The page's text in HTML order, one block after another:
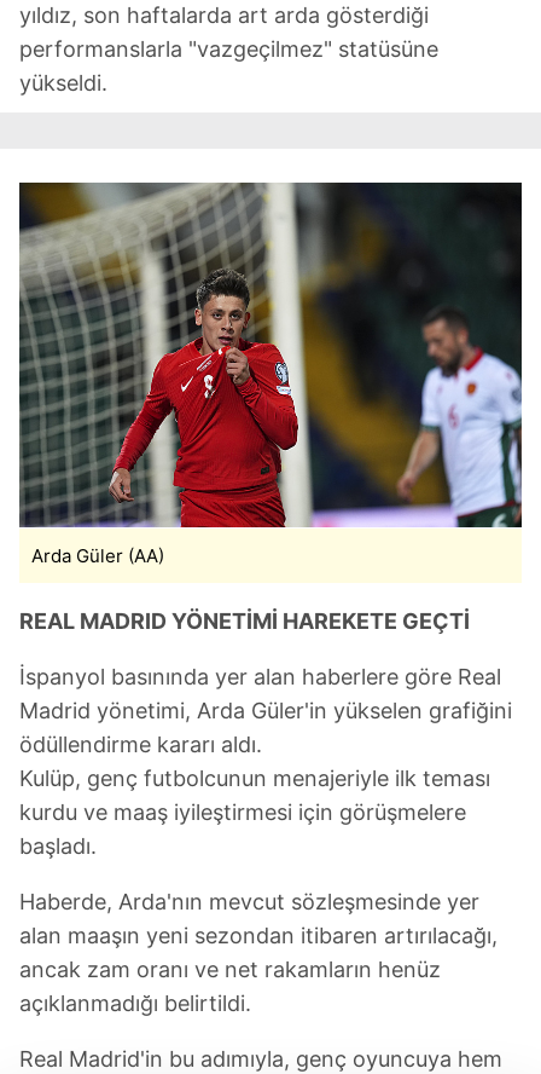
yıldız, son haftalarda art arda gösterdiği
performanslarla "vazgeçilmez" statüsüne
yükseldi.
Arda Güler (AA)
REAL MADRID YÖNETİMİ HAREKETE GEÇTİ
İspanyol basınında yer alan haberlere göre Real
Madrid yönetimi, Arda Güler'in yükselen grafiğini
ödüllendirme kararı aldı.
Kulüp, genç futbolcunun menajeriyle ilk teması
kurdu ve maaş iyileştirmesi için görüşmelere
başladı.
Haberde, Arda'nın mevcut sözleşmesinde yer
alan maaşın yeni sezondan itibaren artırılacağı,
ancak zam oranı ve net rakamların henüz
açıklanmadığı belirtildi.
Real Madrid'in bu adımıyla, genç oyuncuya hem